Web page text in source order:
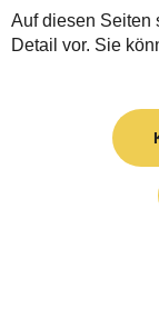
Auf diesen Seiten
Detail vor. Sie